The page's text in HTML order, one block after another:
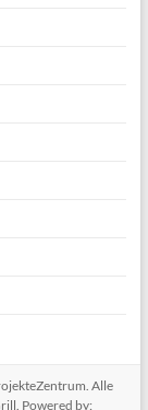
. Alle
Powered by: